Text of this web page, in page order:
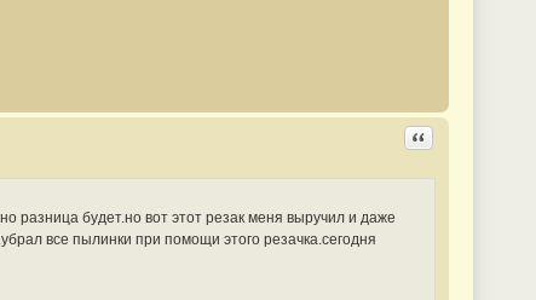
Ответить с
разница будет.но вот этот резак меня выручил и даже
все пылинки при помощи этого резачка.сегодня